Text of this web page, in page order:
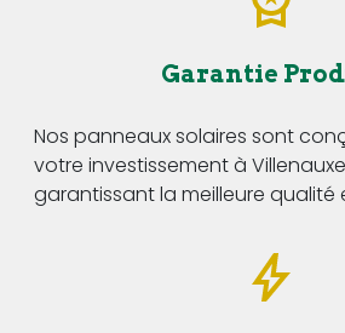
Garantie
Nos panneaux solaires sont
votre investissement à
garantissant la meilleure qualité